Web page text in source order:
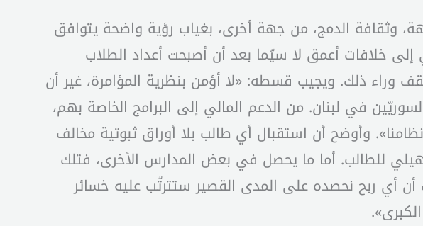
وثقافة الدمج، من جهة أخرى، بغياب رؤية واضحة يتوافق
خلافات أعمق لا سيّما بعد أن أصبحت أعداد الطلاب
وراء ذلك. ويجيب قسطه: «لا أؤمن بنظرية المؤامرة، غير أن
في لبنان. من الدعم المالي إلى البرامج الخاصة بهم،
وأوضح أن استقبال أي طالب بلا أوراق ثبوتية مخالف
للطالب. أما ما يحصل في بعض المدارس الأخرى، فتلك
أن أي ربح نحصده على المدى القصير ستترتّب عليه خسائر